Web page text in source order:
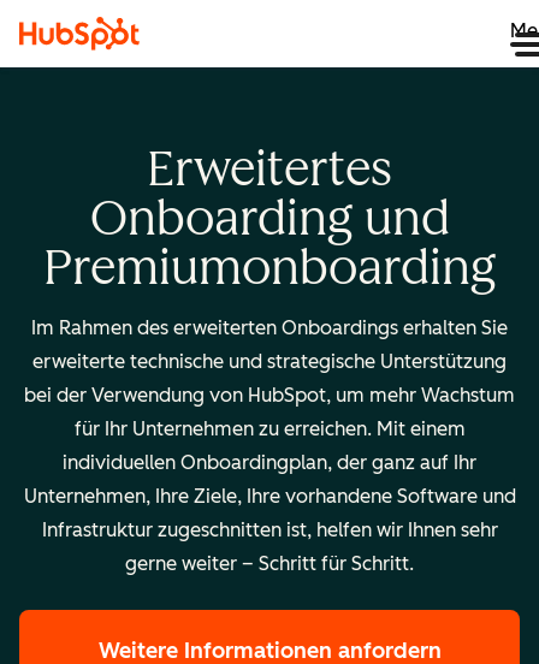
Erweitertes
Onboarding und
Premiumonboarding
Im Rahmen des erweiterten Onboardings erhalten Sie
erweiterte technische und strategische Unterstützung
bei der Verwendung von HubSpot, um mehr Wachstum
für Ihr Unternehmen zu erreichen. Mit einem
individuellen Onboardingplan, der ganz auf Ihr
Unternehmen, Ihre Ziele, Ihre vorhandene Software und
Infrastruktur zugeschnitten ist, helfen wir Ihnen sehr
gerne weiter – Schritt für Schritt.
Weitere Informationen anfordern